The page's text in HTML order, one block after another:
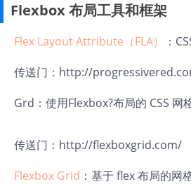
Flexbox 布局工具和框架
Flex Layout Attribute（FLA）
：
传送门： http://
Grd ：使用Flexbox?布局的 CSS 网
传送门： http://flexboxgrid.com/
Flexbox Grid ：基于 flex 布局的网